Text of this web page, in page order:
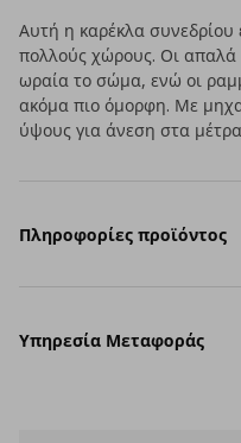
Αυτή η καρέκλα συνεδρίου
πολλούς χώρους. Οι απαλά
ωραία το σώμα, ενώ οι
ακόμα πιο όμορφη. Με
ύψους για άνεση στα
Πληροφορίες προϊόντος
Υπηρεσία Μεταφοράς